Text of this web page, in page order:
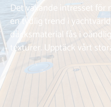
Det växande intresset
en tydlig trend i
däcksmaterial fås i
texturer. Upptäck vårt